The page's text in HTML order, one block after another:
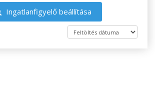
Ingatlanfigyelő beállítása